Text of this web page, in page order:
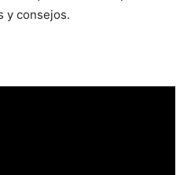
y consejos.